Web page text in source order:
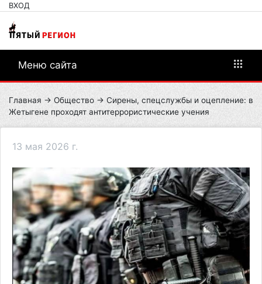
ВХОД
Меню сайта
Главная → Общество → Сирены, спецслужбы и оцепление: в
Жетыгене проходят антитеррористические учения
13 мая 2026 г.